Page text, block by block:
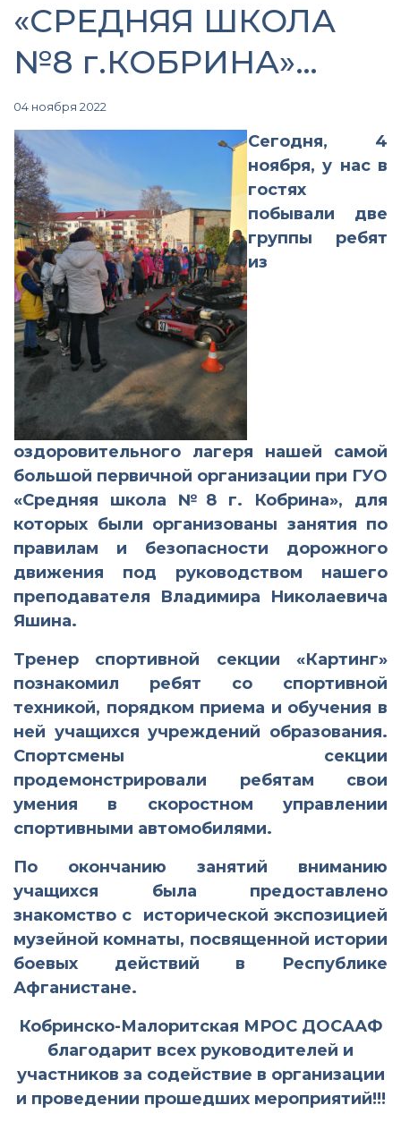
«СРЕДНЯЯ ШКОЛА
№8 г.КОБРИНА»…
04 ноября 2022
Сегодня, 4
ноября, у нас в
гостях
побывали две
группы ребят
из
оздоровительного лагеря нашей самой
большой первичной организации при ГУО
«Средняя школа №8 г. Кобрина», для
которых были организованы занятия по
правилам и безопасности дорожного
движения под руководством нашего
преподавателя Владимира Николаевича
Яшина.
Тренер спортивной секции «Картинг»
познакомил ребят со спортивной
техникой, порядком приема и обучения в
ней учащихся учреждений образования.
Спортсмены секции
продемонстрировали ребятам свои
умения в скоростном управлении
спортивными автомобилями.
По окончанию занятий вниманию
учащихся была предоставлено
знакомство с исторической экспозицией
музейной комнаты, посвященной истории
боевых действий в Республике
Афганистане.
Кобринско-Малоритская МРОС ДОСААФ
благодарит всех руководителей и
участников за содействие в организации
и проведении прошедших мероприятий!!!